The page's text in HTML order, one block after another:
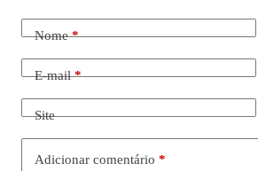
Nome*
E-mail*
Site
Adicionar comentário *